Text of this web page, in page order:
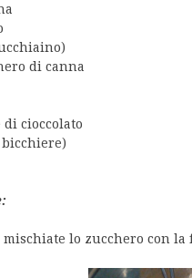
di canna
di cioccolato
lo zucchero con